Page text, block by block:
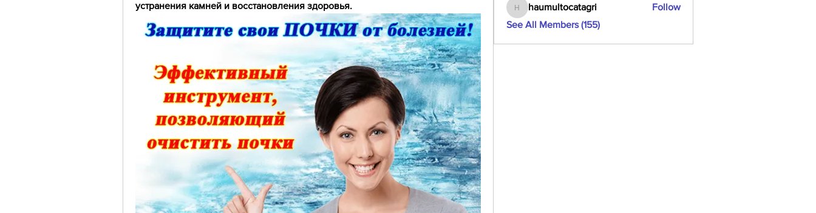
устранения камней и восстановления здоровья.
haumultocatagri
haumultocatagri
Follow
See All Members (155)